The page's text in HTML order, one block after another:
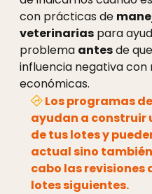
con prácticas de
veterinarias para
problema antesde
influencia negativa con
económicas.
Los programas
ayudan a construir
de tus lotes y
actual sino
cabo las revisiones
lotes siguientes.